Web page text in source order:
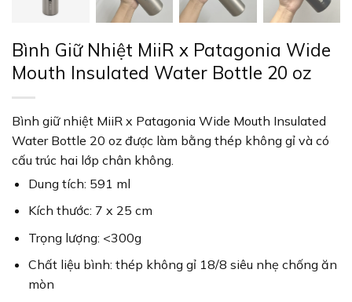
Bình Giữ Nhiệt MiiR x Patagonia Wide
Mouth Insulated Water Bottle 20 oz
Bình giữ nhiệt MiiR x Patagonia Wide Mouth Insulated
Water Bottle 20 oz được làm bằng thép không gỉ và có
cấu trúc hai lớp chân không.
Dung tích: 591 ml
Kích thước: 7 x 25 cm
Trọng lượng: <300g
Chất liệu bình: thép không gỉ 18/8 siêu nhẹ chống ăn
mòn